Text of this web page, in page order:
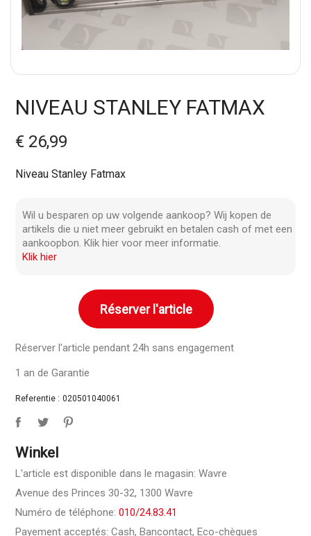
NIVEAU STANLEY FATMAX
€ 26,99
Niveau Stanley Fatmax
Wil u besparen op uw volgende aankoop? Wij kopen de
artikels die u niet meer gebruikt en betalen cash of met een
aankoopbon. Klik hier voor meer informatie.
Klik hier
Réserver l'article
Réserver l'article pendant 24h sans engagement
1 an de Garantie
Referentie : 020501040061
Winkel
L'article est disponible dans le magasin: Wavre
Avenue des Princes 30-32, 1300 Wavre
Numéro de téléphone:010/24.83.41
Payement acceptés: Cash, Bancontact, Eco-chèques